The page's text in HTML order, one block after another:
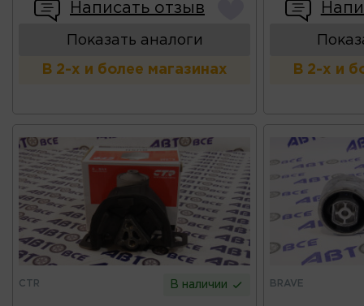
Написать отзыв
Показать аналоги
В 2-х и более магазинах В 2-х и
CTR В наличии BRAVE